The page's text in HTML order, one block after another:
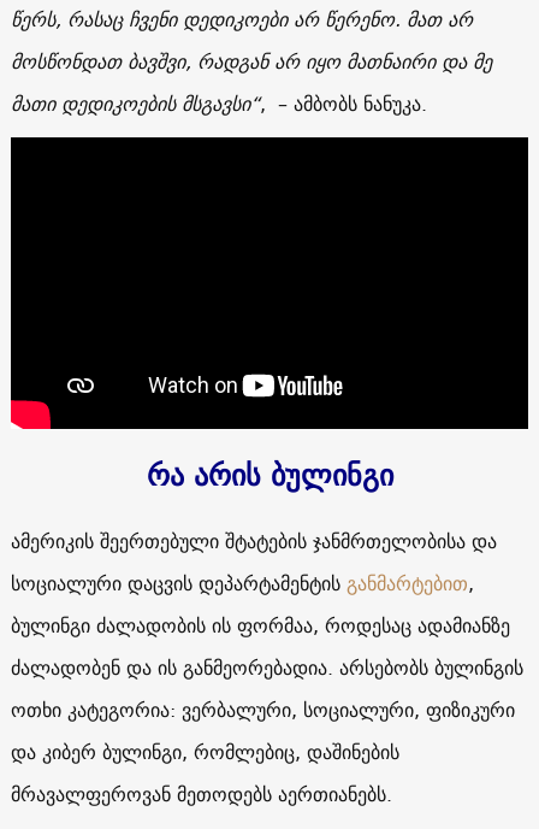
წერს, რასაც ჩვენი დედიკოები არ წერენო. მათ არ
მოსწონდათ ბავშვი, რადგან არ იყო მათნაირი და მე
მათი დედიკოების მსგავსი“, – ამბობს ნანუკა.
რა არის ბულინგი
ამერიკისშეერთებულიშტატებისჯანმრთელობისა და
სოციალური დაცვის დეპარტამენტისგანმარტებით,
ბულინგიძალადობისისფორმაა, როდესაცადამიანზე
ძალადობენ დაისგანმეორებადია. არსებობსბულინგის
ოთხიკატეგორია: ვერბალური, სოციალური, ფიზიკური
დაკიბერ ბულინგი, რომლებიც, დაშინების
მრავალფეროვანმეთოდებსაერთიანებს.